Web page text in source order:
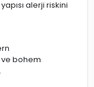
alerji riskini
bohem